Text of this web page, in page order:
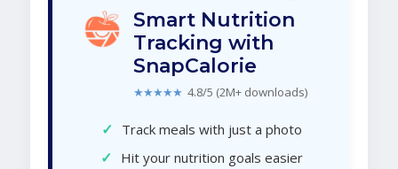
Smart Nutrition
Tracking with
SnapCalorie
★★★★★ 4.8/5 (2M+ downloads)
✓ Track meals with just a photo
✓ Hit your nutrition goals easier